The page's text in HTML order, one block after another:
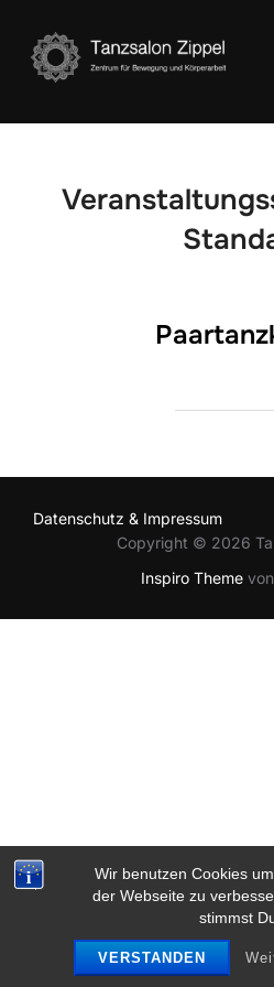
Wir benutzen Cookies
der Webseite zu
stimmst
VERSTANDEN
Inhalt
springen
Datenschutz & Impressum
Copyright © 2026
Inspiro Theme von